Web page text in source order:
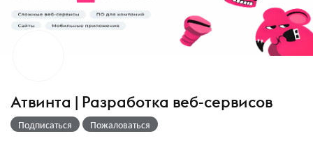
Атвинта | Разработка веб-сервисов
Подписаться Пожаловаться